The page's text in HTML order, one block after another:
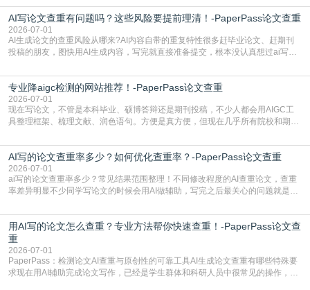
怕是已经入行的科研人员，不少人也搞不清降aigc检测是啥，对相关要求摸不
准。其实，降aigc检测是伴随AIGC工具在学术领域普及诞生的新需求，核心是为
了满足现在高校、期刊对AI生
AI写论文查重有问题吗？这些风险要提前理清！-PaperPass论文查重
2026-07-01
AI生成论文的查重风险从哪来?AI内容自带的重复特性很多赶毕业论文、赶期刊
投稿的朋友，图快用AI生成内容，写完就直接准备提交，根本没认真想过ai写论
自带不可忽视的查重风险。AI训练依赖海量公开的文本数据，生成内容本质是基
于训练数据的概率拼接，不是从零开始的原创创作。生成过程中，很容易复用已
有的高频公共表述，甚至直接拼接已经公开
专业降aigc检测的网站推荐！-PaperPass论文查重
2026-07-01
现在写论文，不管是本科毕业、硕博答辩还是期刊投稿，不少人都会用AIGC工
具整理框架、梳理文献、润色语句。方便是真方便，但现在几乎所有院校和期刊
五遍还是过不了预检测的大有人在，这时候，找到靠谱的降AIGC检测率的网
站，就能少走好多弯路。PaperPass：守护学术原创性的智能伙伴AIGC生成内
容的学术合规痛点去年帮一个本科师弟改
AI写的论文查重率多少？如何优化查重率？-PaperPass论文查重
2026-07-01
ai写的论文查重率多少？常见结果范围整理！不同修改程度的AI查重论文，查重
率差异明显不少同学写论文的时候会用AI做辅助，写完之后最关心的问题就是ai
实际情况和大家想的不太一样。AI训练依赖海量公开学术文献、网络内容，生成
内容本质是按照语义概率拼接已有内容，很容易和已发布的作品撞重复，甚至会
直接引用整段已有内容，所以查重率偏高是
用AI写的论文怎么查重？专业方法帮你快速查重！-PaperPass论文查
重
2026-07-01
PaperPass：检测论文AI查重与原创性的可靠工具AI生成论文查重有哪些特殊要
求现在用AI辅助完成论文写作，已经是学生群体和科研人员中很常见的操作，不